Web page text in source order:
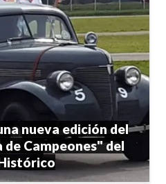
nueva edición del
Campeones" del